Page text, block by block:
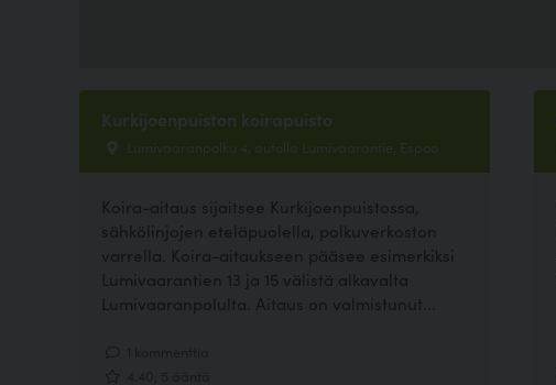
Kurkijoenpuiston koirapuisto
Lumivaaranpolku 4, autolla Lumivaarantie, Espoo
Koira-aitaus sijaitsee Kurkijoenpuistossa,
sähkölinjojen eteläpuolella, polkuverkoston
varrella. Koira-aitaukseen pääsee esimerkiksi
Lumivaarantien 13 ja 15 välistä alkavalta
Lumivaaranpolulta. Aitaus on valmistunut...